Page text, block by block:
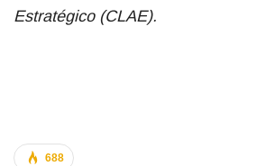
Estratégico (CLAE).
688